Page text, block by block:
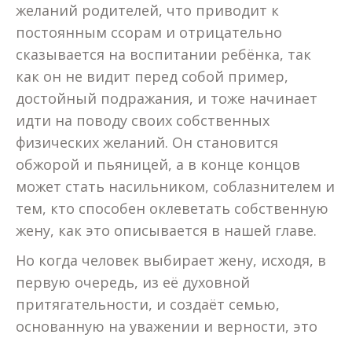
желаний родителей, что приводит к
постоянным ссорам и отрицательно
сказывается на воспитании ребёнка, так
как он не видит перед собой пример,
достойный подражания, и тоже начинает
идти на поводу своих собственных
физических желаний. Он становится
обжорой и пьяницей, а в конце концов
может стать насильником, соблазнителем и
тем, кто способен оклеветать собственную
жену, как это описывается в нашей главе.
Но когда человек выбирает жену, исходя, в
первую очередь, из её духовной
притягательности, и создаёт семью,
основанную на уважении и верности, это